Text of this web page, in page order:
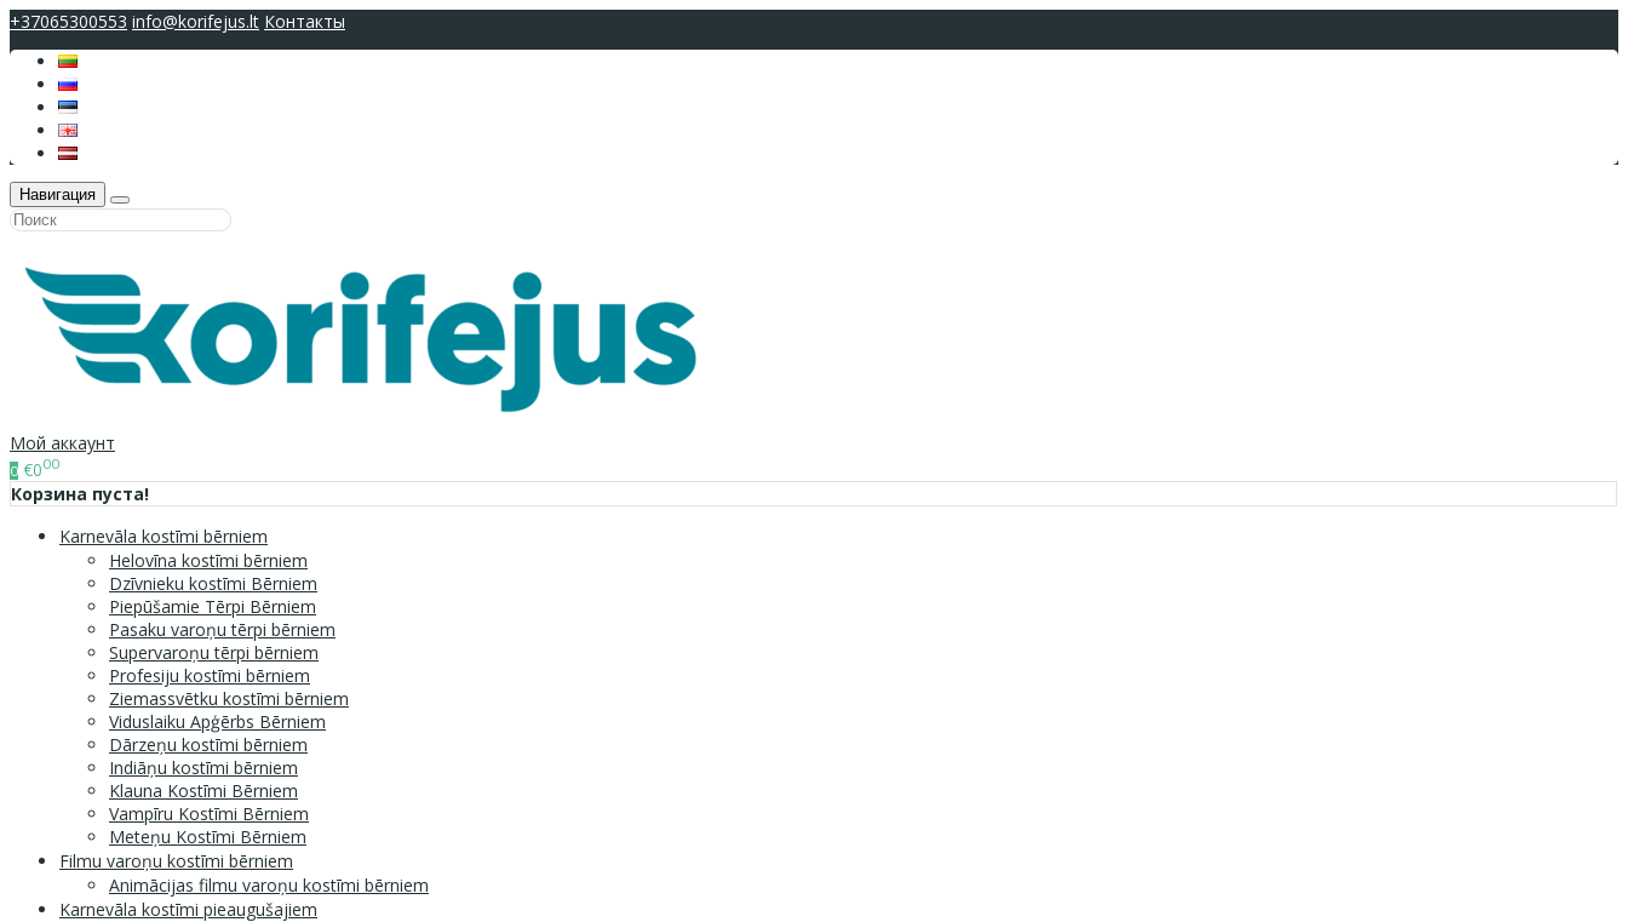
+37065300553 info@korifejus.lt Контакты
Навигация
Мой аккаунт
0 €000
Корзина пуста!
Karnevāla kostīmi bērniem
Helovīna kostīmi bērniem
Dzīvnieku kostīmi Bērniem
Piepūšamie Tērpi Bērniem
Pasaku varoņu tērpi bērniem
Supervaroņu tērpi bērniem
Profesiju kostīmi bērniem
Ziemassvētku kostīmi bērniem
Viduslaiku Apģērbs Bērniem
Dārzeņu kostīmi bērniem
Indiāņu kostīmi bērniem
Klauna Kostīmi Bērniem
Vampīru Kostīmi Bērniem
Meteņu Kostīmi Bērniem
Filmu varoņu kostīmi bērniem
Animācijas filmu varoņu kostīmi bērniem
Karnevāla kostīmi pieaugušajiem